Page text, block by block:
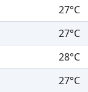
27°C
27°C
28°C
27°C